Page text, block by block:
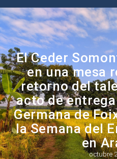
El Ceder
en una mesa
retorno del
acto de
Germana de
la Semana del
en
octubre